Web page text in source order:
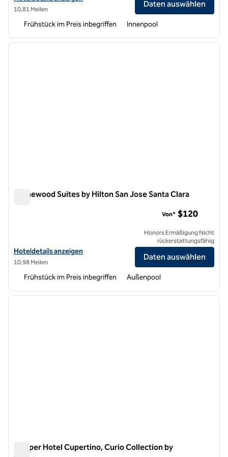
10,81 Meilen
Daten auswählen
Frühstück im Preis inbegriffen Innenpool
1 von 12
Homewood Suites by Hilton San Jose Santa Clara
Hoteldetails für Homewood Suites by Hilton San Jose Santa Clara
Hoteldetails anzeigen
10,98 Meilen
Von* $120
Honors Ermäßigung Nicht
rückerstattungsfähig
Daten auswählen
Frühstück im Preis inbegriffen Außenpool
1 von 12
Juniper Hotel Cupertino, Curio Collection by